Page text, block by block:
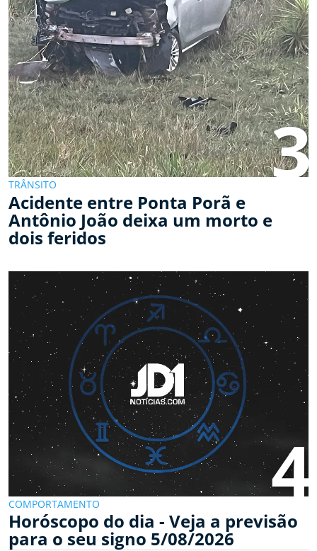
3
TRÂNSITO
Acidente entre Ponta Porã e
Antônio João deixa um morto e
dois feridos
4
COMPORTAMENTO
Horóscopo do dia - Veja a previsão
para o seu signo 5/08/2026